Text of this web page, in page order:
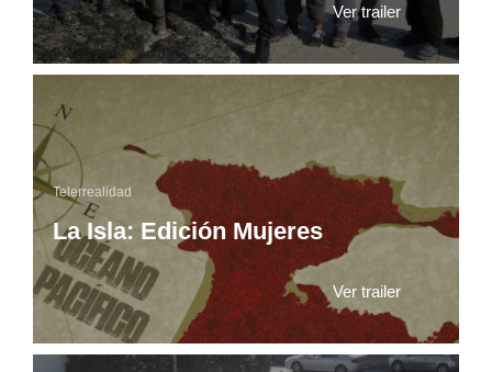
Ver trailer
La Isla: Edición Mujeres
Telerrealidad
Ver trailer